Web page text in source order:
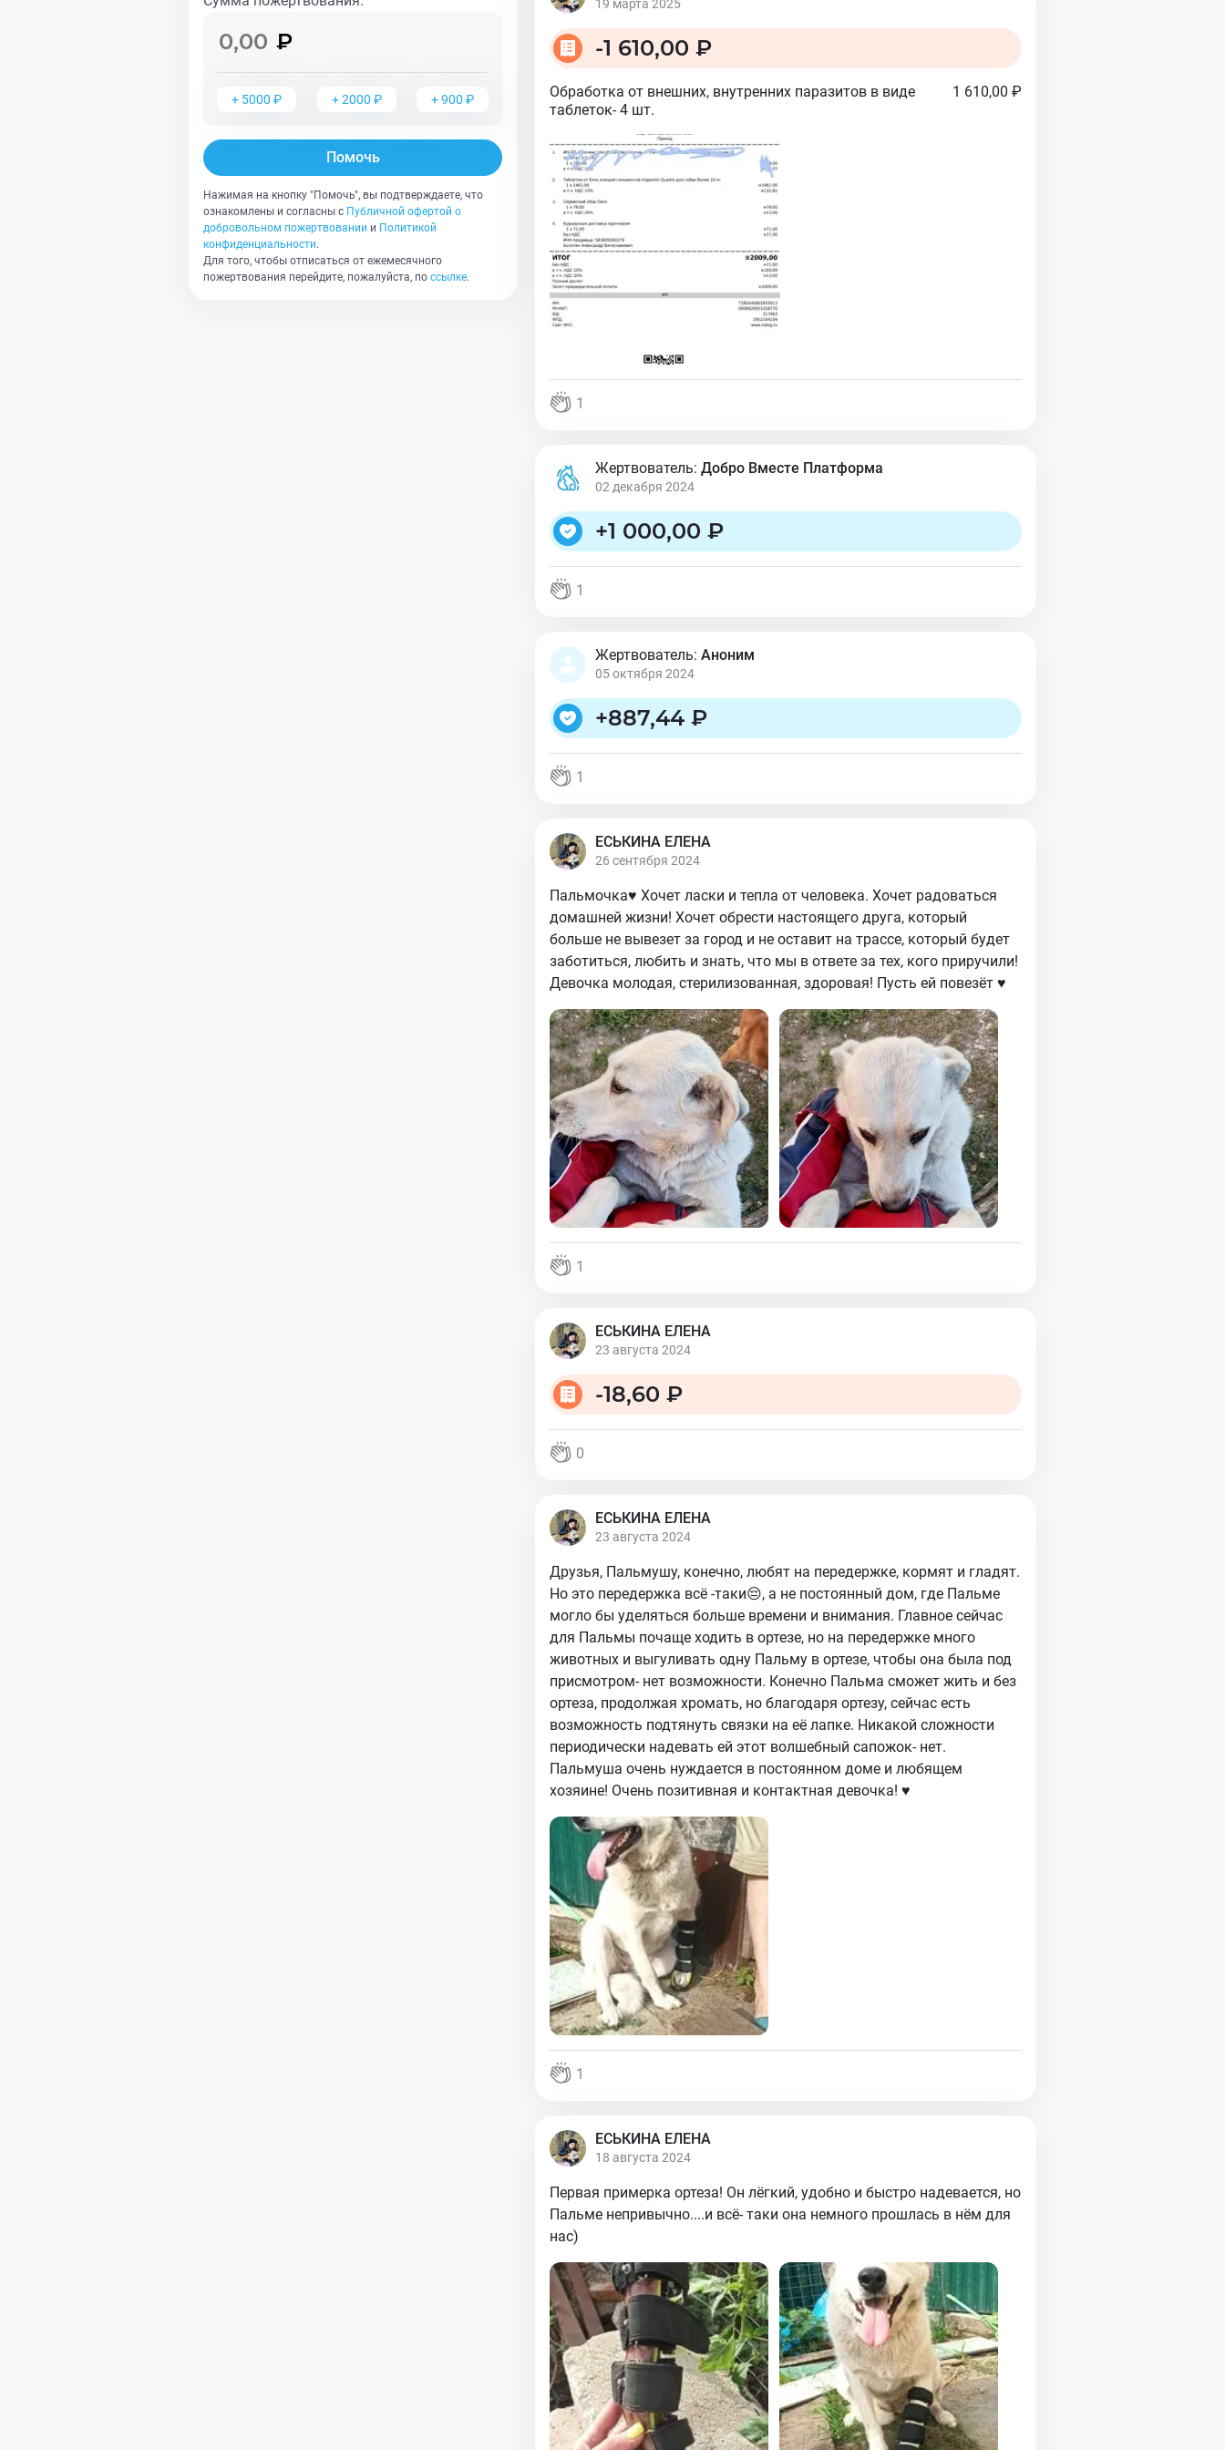
+ 5000 ₽ +2000 ₽ +900 ₽
Помочь
Нажимая на кнопку "Помочь", вы подтверждаете, что
ознакомлены и согласны с Публичной офертой о
добровольном пожертвовании и Политикой
конфиденциальности.
Для того, чтобы отписаться от ежемесячного
пожертвования перейдите, пожалуйста, по ссылке.
19 марта 2025
-1 610,00 ₽
Обработка от внешних, внутренних паразитов в виде
таблеток- 4 шт.
1 610,00 ₽
1
Жертвователь: Добро Вместе Платформа
02 декабря 2024
+1 000,00 ₽
1
Жертвователь: Аноним
05 октября 2024
+887,44 ₽
1
ЕСЬКИНА ЕЛЕНА
26 сентября 2024
Пальмочка♥️ Хочет ласки и тепла от человека. Хочет радоваться
домашней жизни! Хочет обрести настоящего друга, который
больше не вывезет за город и не оставит на трассе, который будет
заботиться, любить и знать, что мы в ответе за тех, кого приручили!
Девочка молодая, стерилизованная, здоровая! Пусть ей повезёт ♥️
1
ЕСЬКИНА ЕЛЕНА
23 августа 2024
-18,60 ₽
0
ЕСЬКИНА ЕЛЕНА
23 августа 2024
Друзья, Пальмушу, конечно, любят на передержке, кормят и гладят.
Но это передержка всё -таки😔, а не постоянный дом, где Пальме
могло бы уделяться больше времени и внимания. Главное сейчас
для Пальмы почаще ходить в ортезе, но на передержке много
животных и выгуливать одну Пальму в ортезе, чтобы она была под
присмотром- нет возможности. Конечно Пальма сможет жить и без
ортеза, продолжая хромать, но благодаря ортезу, сейчас есть
возможность подтянуть связки на её лапке. Никакой сложности
периодически надевать ей этот волшебный сапожок- нет.
Пальмуша очень нуждается в постоянном доме и любящем
хозяине! Очень позитивная и контактная девочка! ♥️
1
ЕСЬКИНА ЕЛЕНА
18 августа 2024
Первая примерка ортеза! Он лёгкий, удобно и быстро надевается, но
Пальме непривычно....и всё- таки она немного прошлась в нём для
нас)